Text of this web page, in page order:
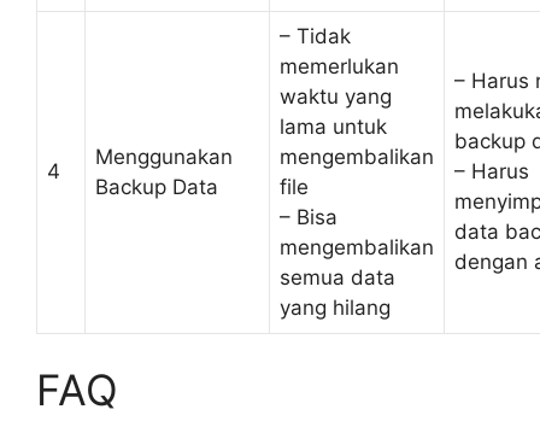
4
Menggunakan
Backup Data
– Tidak
memerlukan
waktu yang
lama untuk
mengembalikan
file
– Bisa
mengembalikan
semua data
yang hilang
– Harus
backup
– Harus
data
dengan
FAQ